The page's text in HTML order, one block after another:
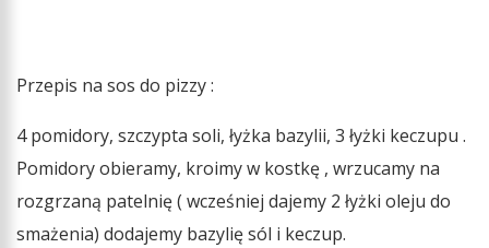
Przepis na sos do pizzy :
4 pomidory, szczypta soli, łyżka bazylii, 3 łyżki keczupu .
Pomidory obieramy, kroimy w kostkę , wrzucamy na
rozgrzaną patelnię ( wcześniej dajemy 2 łyżki oleju do
smażenia) dodajemy bazylię sól i keczup.